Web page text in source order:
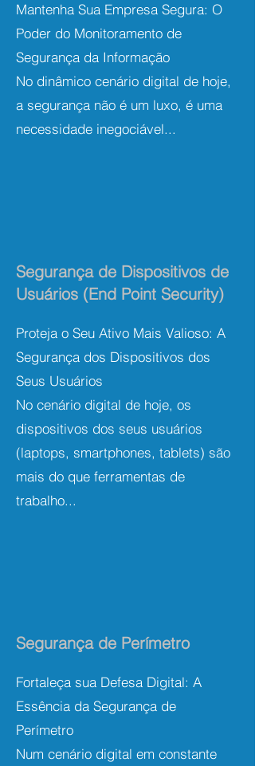
Mantenha Sua Empresa Segura: O
Poder do Monitoramento de
Segurança da Informação
No dinâmico cenário digital de hoje,
a segurança não é um luxo, é uma
necessidade inegociável...
Segurança de Dispositivos de
Usuários (End Point Security)
Proteja o Seu Ativo Mais Valioso: A
Segurança dos Dispositivos dos
Seus Usuários
No cenário digital de hoje, os
dispositivos dos seus usuários
(laptops, smartphones, tablets) são
mais do que ferramentas de
trabalho...
Segurança de Perímetro
Fortaleça sua Defesa Digital: A
Essência da Segurança de
Perímetro
Num cenário digital em constante